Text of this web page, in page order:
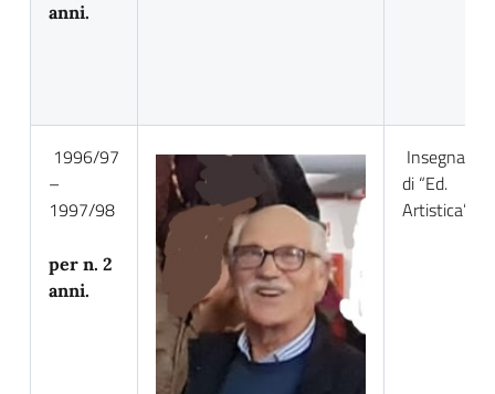
anni.
1996/97
–
1997/98
per n. 2
anni.
Insegnante
di “Ed.
Artistica”